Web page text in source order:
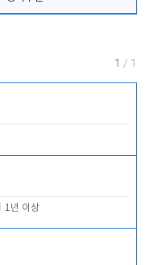
1 / 1
1년 이상